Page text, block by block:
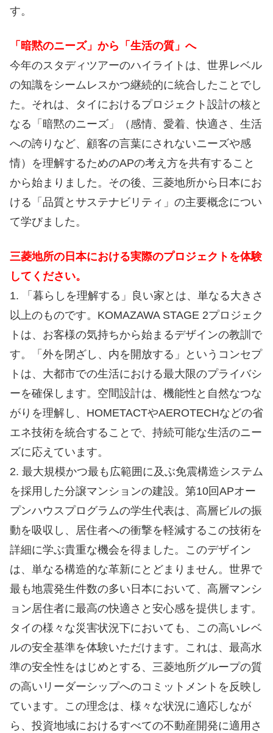
す。
「暗黙のニーズ」から「生活の質」へ
今年のスタディツアーのハイライトは、世界レベル
の知識をシームレスかつ継続的に統合したことでし
た。それは、タイにおけるプロジェクト設計の核と
なる「暗黙のニーズ」（感情、愛着、快適さ、生活
への誇りなど、顧客の言葉にされないニーズや感
情）を理解するためのAPの考え方を共有すること
から始まりました。その後、三菱地所から日本にお
ける「品質とサステナビリティ」の主要概念につい
て学びました。
三菱地所の日本における実際のプロジェクトを体験
してください。
1. 「暮らしを理解する」良い家とは、単なる大きさ
以上のものです。KOMAZAWA STAGE 2プロジェク
トは、お客様の気持ちから始まるデザインの教訓で
す。「外を閉ざし、内を開放する」というコンセプ
トは、大都市での生活における最大限のプライバシ
ーを確​​保します。空間設計は、機能性と自然なつな
がりを理解し、HOMETACTやAEROTECHなどの省
エネ技術を統合することで、持続可能な生活のニー
ズに応えています。
2. 最大規模かつ最も広範囲に及ぶ免震構造システム
を採用した分譲マンションの建設。第10回APオー
プンハウスプログラムの学生代表は、高層ビルの振
動を吸収し、居住者への衝撃を軽減するこの技術を
詳細に学ぶ貴重な機会を得ました。このデザイン
は、単なる構造的な革新にとどまりません。世界で
最も地震発生件数の多い日本において、高層マンシ
ョン居住者に最高の快適さと安心感を提供します。
タイの様々な災害状況下においても、この高いレベ
ルの安全基準を体験いただけます。これは、最高水
準の安全性をはじめとする、三菱地所グループの質
の高いリーダーシップへのコミットメントを反映し
ています。この理念は、様々な状況に適応しなが
ら、投資地域におけるすべての不動産開発に適用さ